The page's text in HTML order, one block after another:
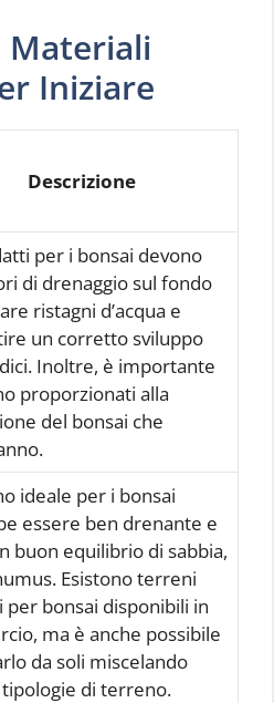
Materiali
Iniziare
Descrizione
per i bonsai devono
di drenaggio sul fondo
ristagni d’acqua e
un corretto sviluppo
Inoltre, è importante
proporzionati alla
del bonsai che
ideale per i bonsai
essere ben drenante e
buon equilibrio di sabbia,
Esistono terreni
per bonsai disponibili in
ma è anche possibile
da soli miscelando
di terreno.